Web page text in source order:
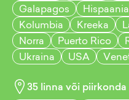
Galapagos
Hispaania
Kolumbia
Kreeka
Norra
Puerto Rico
Ukraina
USA
35 linna või piirkonda